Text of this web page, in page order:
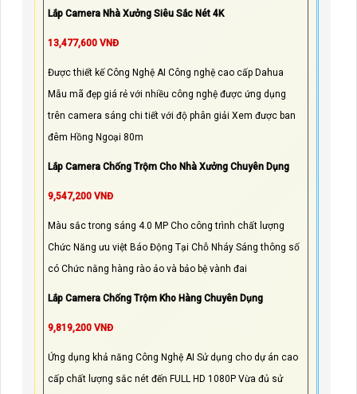
Lắp Camera Nhà Xưởng Siêu Sắc Nét 4K
13,477,600 VNĐ
Được thiết kế Công Nghệ AI Công nghệ cao cấp Dahua
Mẫu mã đẹp giá rẻ với nhiều công nghệ được ứng dụng
trên camera sáng chi tiết với độ phân giải Xem được ban
đêm Hồng Ngoại 80m
Lắp Camera Chống Trộm Cho Nhà Xưởng Chuyên Dụng
9,547,200 VNĐ
Màu sắc trong sáng 4.0 MP Cho công trình chất lượng
Chức Năng ưu việt Báo Động Tại Chỗ Nháy Sáng thông số
có Chức nằng hàng rào ảo và bảo bệ vành đai
Lắp Camera Chống Trộm Kho Hàng Chuyên Dụng
9,819,200 VNĐ
Ứng dụng khả năng Công Nghệ AI Sử dụng cho dự án cao
cấp chất lượng sắc nét đến FULL HD 1080P Vừa đủ sử